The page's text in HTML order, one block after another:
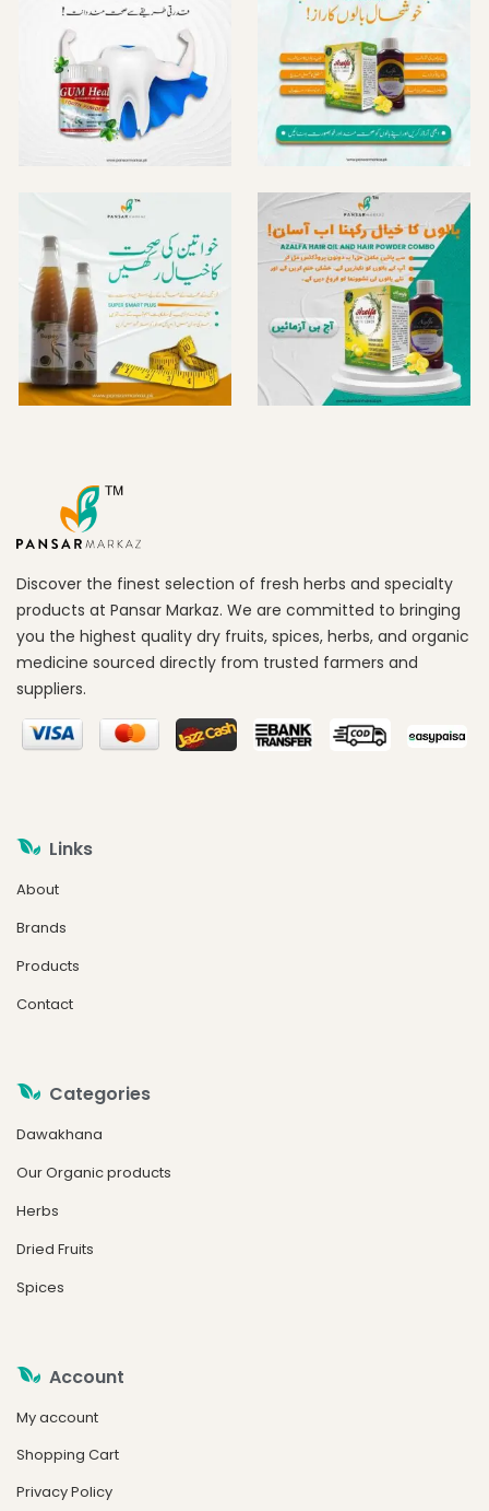
Discover the finest selection of fresh herbs and specialty
products at Pansar Markaz. We are committed to bringing
you the highest quality dry fruits, spices, herbs, and organic
medicine sourced directly from trusted farmers and
suppliers.
Links
About
Brands
Products
Contact
Categories
Dawakhana
Our Organic products
Herbs
Dried Fruits
Spices
Account
My account
Shopping Cart
Privacy Policy